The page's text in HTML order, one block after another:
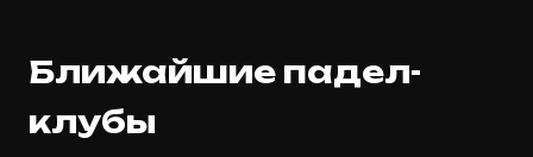
Ближайшие падел-
клубы